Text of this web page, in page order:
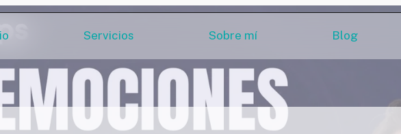
Servicios Sobre mí Blog